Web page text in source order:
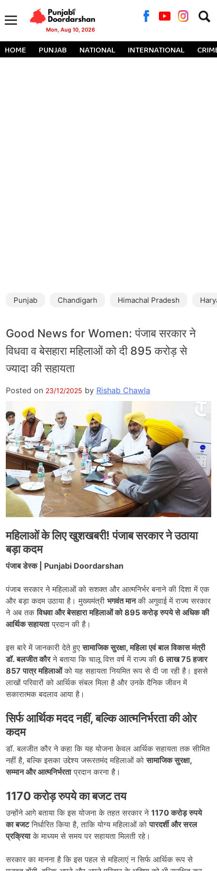
Mon, Aug 10, 2026
for:
HOME PUNJAB NATIONAL INTERNATIONAL
Punjab Chandigarh Himachal Pradesh
Good News for Women: पंजाब सरकार ने
विधवा व बेसहारा महिलाओं को दी 895 करोड़ से
ज्यादा की सहायता
Posted on 23/12/2025 by Rishab Chawla
महिलाओं के लिए खुशखबरी! पंजाब सरकार ने उठाया
बड़ा कदम
पंजाब डेस्क | Punjabi Doordarshan
पंजाब सरकार ने महिलाओं को सशक्त और आत्मनिर्भर बनाने की दिशा में एक
और बड़ा कदम उठाया है। मुख्यमंत्री भगवंत मानकी अगुवाई में राज्य सरकार
ने अब तकविधवा और बेसहारा महिलाओं को 895 करोड़ रुपये से अधिक की
आर्थिक सहायताप्रदान की है।
इस बारे में जानकारी देते हुएसामाजिक सुरक्षा, महिला एवं बाल विकास मंत्री
डॉ. बलजीत कौरने बताया कि चालू वित्त वर्ष में राज्य की 6 लाख 75 हजार
857 पात्र महिलाओंको यह सहायता नियमित रूप से दी जा रही है। इससे
लाखों परिवारों को आर्थिक संबल मिला है और उनके दैनिक जीवन में
सकारात्मक बदलाव आया है।
सिर्फ आर्थिक मदद नहीं, बल्कि आत्मनिर्भरता की ओर
कदम
डॉ. बलजीत कौर ने कहा कि यह योजना केवल आर्थिक सहायता तक सीमित
नहीं है, बल्कि इसका उद्देश्य जरूरतमंद महिलाओं कोसामाजिक सुरक्षा,
सम्मान और आत्मनिर्भरताप्रदान करना है।
1170 करोड़ रुपये का बजट तय
उन्होंने आगे बताया कि इस योजना के तहत सरकार ने 1170 करोड़ रुपये
का बजटनिर्धारित किया है, ताकि योग्य महिलाओं कोपारदर्शी और सरल
प्रक्रियाके माध्यम से समय पर सहायता मिलती रहे।
सरकार का मानना है कि इस पहल से महिलाएं न सिर्फ आर्थिक रूप से